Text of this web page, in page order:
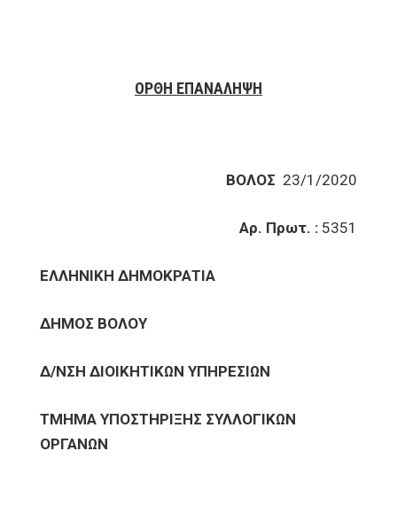
ΟΡΘΗ ΕΠΑΝΑΛΗΨΗ
ΒΟΛΟΣ 23/1/2020
Αρ. Πρωτ. : 5351
ΕΛΛΗΝΙΚΗ ΔΗΜΟΚΡΑΤΙΑ
ΔΗΜΟΣ ΒΟΛΟΥ
Δ/ΝΣΗ ΔΙΟΙΚΗΤΙΚΩΝ ΥΠΗΡΕΣΙΩΝ
ΤΜΗΜΑ ΥΠΟΣΤΗΡΙΞΗΣ ΣΥΛΛΟΓΙΚΩΝ
ΟΡΓΑΝΩΝ